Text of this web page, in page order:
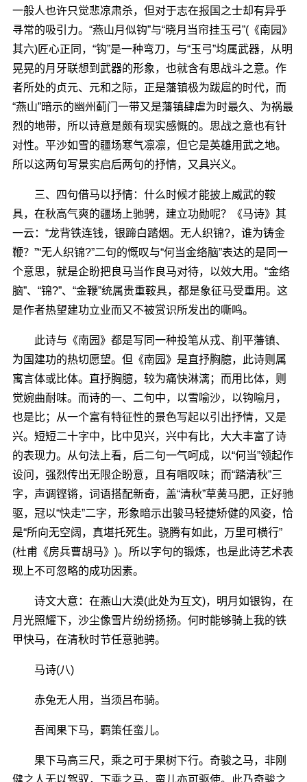
一般人也许只觉悲凉肃杀，但对于志在报国之士却有异乎
寻常的吸引力。“燕山月似钩”与“晓月当帘挂玉弓”(《南园》
其六)匠心正同，“钩”是一种弯刀，与“玉弓”均属武器，从明
晃晃的月牙联想到武器的形象，也就含有思战斗之意。作
者所处的贞元、元和之际，正是藩镇极为跋扈的时代，而
“燕山”暗示的幽州蓟门一带又是藩镇肆虐为时最久、为祸最
烈的地带，所以诗意是颇有现实感慨的。思战之意也有针
对性。平沙如雪的疆场寒气凛凛，但它是英雄用武之地。
所以这两句写景实启后两句的抒情，又具兴义。
三、四句借马以抒情：什么时候才能披上威武的鞍
具，在秋高气爽的疆场上驰骋，建立功勋呢？《马诗》其
一云：“龙背铁连钱，银蹄白踏烟。无人织锦?，谁为铸金
鞭？”“无人织锦?”二句的慨叹与“何当金络脑”表达的是同一
个意思，就是企盼把良马当作良马对待，以效大用。“金络
脑”、“锦?”、“金鞭”统属贵重鞍具，都是象征马受重用。这
是作者热望建功立业而又不被赏识所发出的嘶鸣。
此诗与《南园》都是写同一种投笔从戎、削平藩镇、
为国建功的热切愿望。但《南园》是直抒胸臆，此诗则属
寓言体或比体。直抒胸臆，较为痛快淋漓；而用比体，则
觉婉曲耐味。而诗的一、二句中，以雪喻沙，以钩喻月，
也是比；从一个富有特征性的景色写起以引出抒情，又是
兴。短短二十字中，比中见兴，兴中有比，大大丰富了诗
的表现力。从句法上看，后二句一气呵成，以“何当”领起作
设问，强烈传出无限企盼意，且有唱叹味；而“踏清秋”三
字，声调铿锵，词语搭配新奇，盖“清秋”草黄马肥，正好驰
驱，冠以“快走”二字，形象暗示出骏马轻捷矫健的风姿，恰
是“所向无空阔，真堪托死生。骁腾有如此，万里可横行”
(杜甫《房兵曹胡马》)。所以字句的锻炼，也是此诗艺术表
现上不可忽略的成功因素。
诗文大意：在燕山大漠(此处为互文)，明月如银钩，在
月光照耀下，沙尘像雪片纷纷扬扬。何时能够骑上我的铁
甲快马，在清秋时节任意驰骋。
马诗(八)
赤兔无人用，当须吕布骑。
吾闻果下马，羁策任蛮儿。
果下马高三尺，乘之可于果树下行。奇骏之马，非刚
健之人无以驾驭，下乘之马，蛮儿亦可驱使。此乃奇骏之